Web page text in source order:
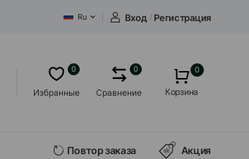
Ru Вход / Регистрация
Избранные
0
Сравнение
0 0
Корзина
Повтор заказа Акция